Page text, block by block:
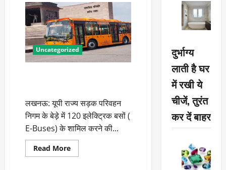
आउटसोर्सिंग
होगी
अधिक
पारदर्शी,
कर्मचारियों
को
मिलेगा
पूरा
मानदेय
Uncategorized
लखनऊ: यूपी राज्य सड़क परिवहन
निगम के बेड़े में 120 इलेक्ट्रिक बसों (
E-Buses) के शामिल करने की...
Read MoreRead
more
दुर्भाग्य
लाती है घर
में रखी ये
चीजें, तुरंत
कर दें बाहर